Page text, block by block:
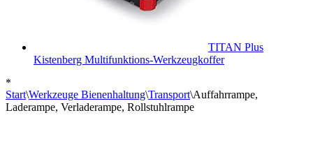
TITAN Plus
Kistenberg Multifunktions-Werkzeugkoffer
*
Start\Werkzeuge Bienenhaltung\Transport\Auffahrrampe,
Laderampe, Verladerampe, Rollstuhlrampe